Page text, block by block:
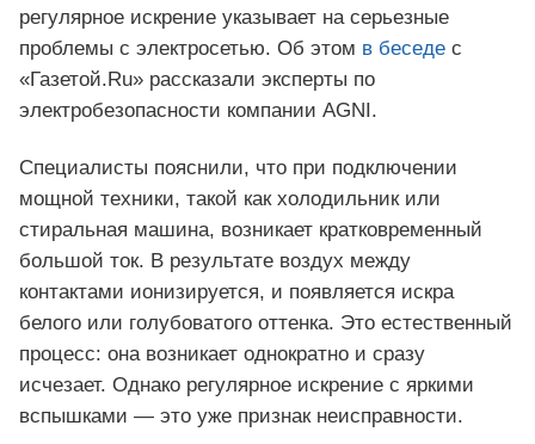
регулярное искрение указывает на серьезные
проблемы с электросетью. Об этом в беседе с
«Газетой.Ru» рассказали эксперты по
электробезопасности компании AGNI.
Специалисты пояснили, что при подключении
мощной техники, такой как холодильник или
стиральная машина, возникает кратковременный
большой ток. В результате воздух между
контактами ионизируется, и появляется искра
белого или голубоватого оттенка. Это естественный
процесс: она возникает однократно и сразу
исчезает. Однако регулярное искрение с яркими
вспышками — это уже признак неисправности.